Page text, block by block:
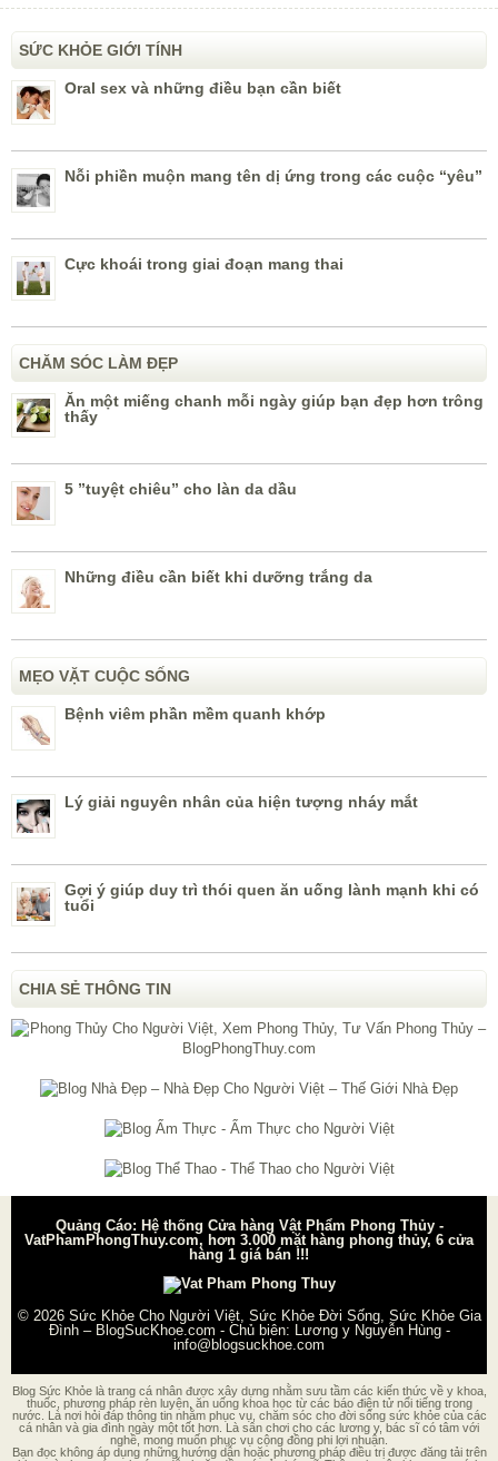
SỨC KHỎE GIỚI TÍNH
Oral sex và những điều bạn cần biết
Nỗi phiền muộn mang tên dị ứng trong các cuộc “yêu”
Cực khoái trong giai đoạn mang thai
CHĂM SÓC LÀM ĐẸP
Ăn một miếng chanh mỗi ngày giúp bạn đẹp hơn trông
thấy
5 ”tuyệt chiêu” cho làn da dầu
Những điều cần biết khi dưỡng trắng da
MẸO VẶT CUỘC SỐNG
Bệnh viêm phần mềm quanh khớp
Lý giải nguyên nhân của hiện tượng nháy mắt
Gợi ý giúp duy trì thói quen ăn uống lành mạnh khi có
tuổi
CHIA SẺ THÔNG TIN
Quảng Cáo: Hệ thống Cửa hàng Vật Phẩm Phong Thủy -
VatPhamPhongThuy.com, hơn 3.000 mặt hàng phong thủy, 6 cửa
hàng 1 giá bán !!!
© 2026 Sức Khỏe Cho Người Việt, Sức Khỏe Đời Sống, Sức Khỏe Gia
Đình – BlogSucKhoe.com - Chủ biên: Lương y Nguyễn Hùng-
info@blogsuckhoe.com
Blog Sức Khỏe là trang cá nhân được xây dựng nhằm sưu tầm các kiến thức về y khoa,
thuốc, phương pháp rèn luyện, ăn uống khoa học từ các báo điện tử nổi tiếng trong
nước. Là nơi hỏi đáp thông tin nhằm phục vụ, chăm sóc cho đời sống sức khỏe của các
cá nhân và gia đình ngày một tốt hơn. Là sân chơi cho các lương y, bác sĩ có tâm với
nghề, mong muốn phục vụ cộng đồng phi lợi nhuận.
Bạn đọc không áp dụng những hướng dẫn hoặc phương pháp điều trị được đăng tải trên